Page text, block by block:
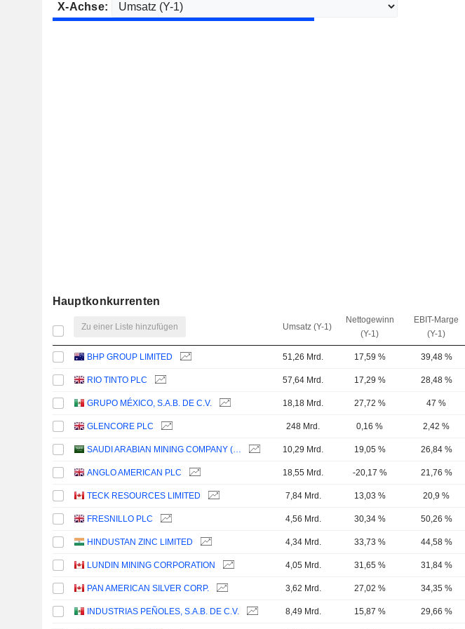
X-Achse:
Hauptkonkurrenten
Zu einer Liste hinzufügen Umsatz (Y-1)
Nettogewinn
(Y-1)
EBIT-Marge
(Y-1)
BHP GROUP LIMITED 51,26 Mrd. 17,59 % 39,48 %
RIO TINTO PLC 57,64 Mrd. 17,29 % 28,48 %
GRUPO MÉXICO, S.A.B. DE C.V. 18,18 Mrd. 27,72 % 47 %
GLENCORE PLC 248 Mrd. 0,16 % 2,42 %
SAUDI ARABIAN MINING COMPANY (MAADEN) 10,29 Mrd. 19,05 % 26,84 %
ANGLO AMERICAN PLC 18,55 Mrd. -20,17 % 21,76 %
TECK RESOURCES LIMITED 7,84 Mrd. 13,03 % 20,9 %
FRESNILLO PLC 4,56 Mrd. 30,34 % 50,26 %
HINDUSTAN ZINC LIMITED 4,34 Mrd. 33,73 % 44,58 %
LUNDIN MINING CORPORATION 4,05 Mrd. 31,65 % 31,84 %
PAN AMERICAN SILVER CORP. 3,62 Mrd. 27,02 % 34,35 %
INDUSTRIAS PEÑOLES, S.A.B. DE C.V. 8,49 Mrd. 15,87 % 29,66 %